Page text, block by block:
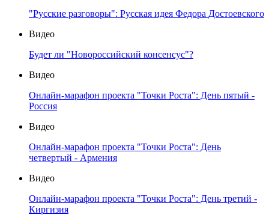
"Русские разговоры": Русская идея Федора Достоевского
Видео
Будет ли "Новороссийский консенсус"?
Видео
Онлайн-марафон проекта "Точки Роста": День пятый -
Россия
Видео
Онлайн-марафон проекта "Точки Роста": День
четвертый - Армения
Видео
Онлайн-марафон проекта "Точки Роста": День третий -
Киргизия